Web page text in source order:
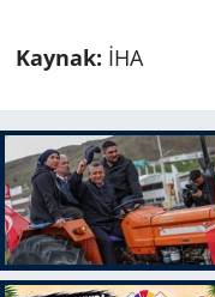
Kaynak: İHA